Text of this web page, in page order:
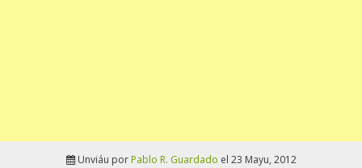
Unviáu por Pablo R. Guardado el 23 Mayu, 2012